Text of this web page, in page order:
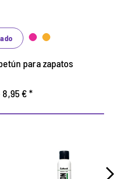
para zapatos
8,95 € *